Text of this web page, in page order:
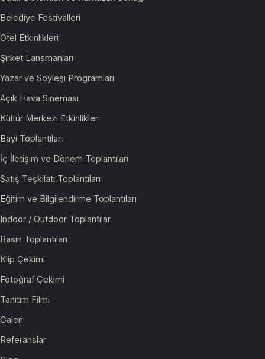
Belediye Festivalleri
Otel Etkinlikleri
Şirket Lansmanları
Yazar ve Söyleşi Programları
Açık Hava Sineması
Kültür Merkezi Etkinlikleri
Bayi Toplantıları
İç İletişim ve Dönem Toplantıları
Satış Teşkilatı Toplantıları
Eğitim ve Bilgilendirme Toplantıları
Indoor / Outdoor Toplantılar
Basın Toplantıları
Klip Çekimi
Fotoğraf Çekimi
Tanıtım Filmi
Galeri
Referanslar